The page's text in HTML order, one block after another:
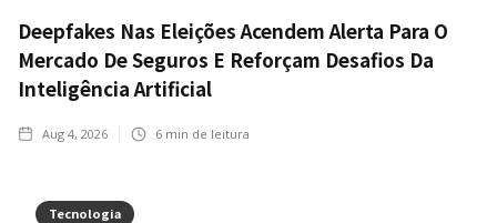
Deepfakes Nas Eleições Acendem Alerta Para O
Mercado De Seguros E Reforçam Desafios Da
Inteligência Artificial
Aug 4, 2026 6 min de leitura
Tecnologia